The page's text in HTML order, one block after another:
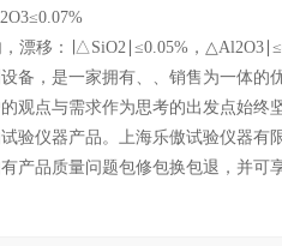
漂移：∣△SiO2∣≤0.05%，
备，是一家拥有、、销售为一体
观点与需求作为思考的出发点始
验仪器产品。上海乐傲试验仪器
产品质量问题包修包换包退，并可